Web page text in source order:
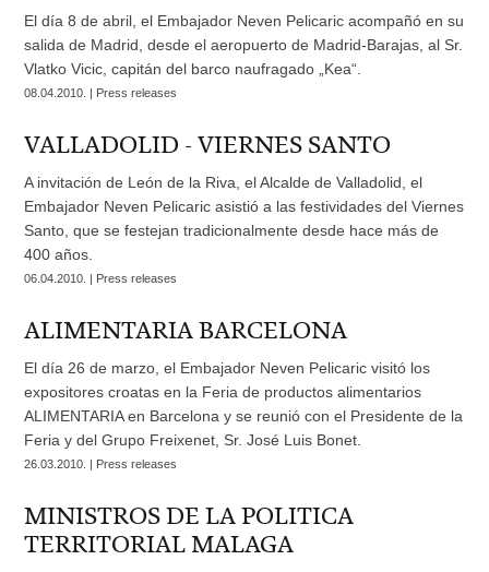
El día 8 de abril, el Embajador Neven Pelicaric acompañó en su
salida de Madrid, desde el aeropuerto de Madrid-Barajas, al Sr.
Vlatko Vicic, capitán del barco naufragado „Kea“.
08.04.2010. | Press releases
VALLADOLID - VIERNES SANTO
A invitación de León de la Riva, el Alcalde de Valladolid, el
Embajador Neven Pelicaric asistió a las festividades del Viernes
Santo, que se festejan tradicionalmente desde hace más de
400 años.
06.04.2010. | Press releases
ALIMENTARIA BARCELONA
El día 26 de marzo, el Embajador Neven Pelicaric visitó los
expositores croatas en la Feria de productos alimentarios
ALIMENTARIA en Barcelona y se reunió con el Presidente de la
Feria y del Grupo Freixenet, Sr. José Luis Bonet.
26.03.2010. | Press releases
MINISTROS DE LA POLITICA
TERRITORIAL MALAGA